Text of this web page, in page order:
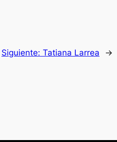
Siguiente: Tatiana Larrea →